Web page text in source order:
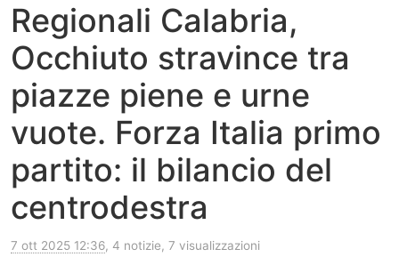
Regionali Calabria,
Occhiuto stravince tra
piazze piene e urne
vuote. Forza Italia primo
partito: il bilancio del
centrodestra
7 ott 2025 12:36, 4 notizie, 7 visualizzazioni